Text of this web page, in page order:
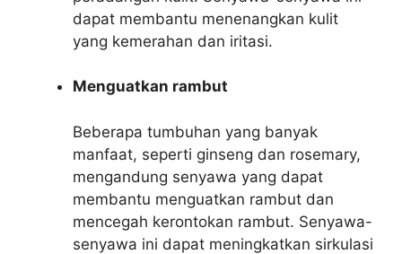
dapat membantu menenangkan kulit
yang kemerahan dan iritasi.
Menguatkan rambut
Beberapa tumbuhan yang banyak
manfaat, seperti ginseng dan rosemary,
mengandung senyawa yang dapat
membantu menguatkan rambut dan
mencegah kerontokan rambut. Senyawa-
senyawa ini dapat meningkatkan sirkulasi